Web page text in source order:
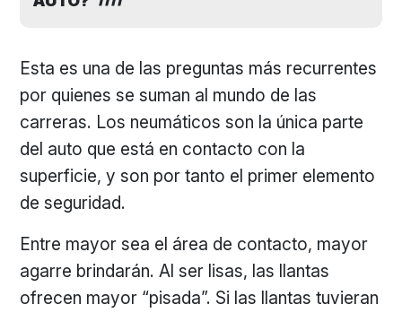
Esta es una de las preguntas más recurrentes
por quienes se suman al mundo de las
carreras. Los neumáticos son la única parte
del auto que está en contacto con la
superficie, y son por tanto el primer elemento
de seguridad.
Entre mayor sea el área de contacto, mayor
agarre brindarán. Al ser lisas, las llantas
ofrecen mayor “pisada”. Si las llantas tuvieran